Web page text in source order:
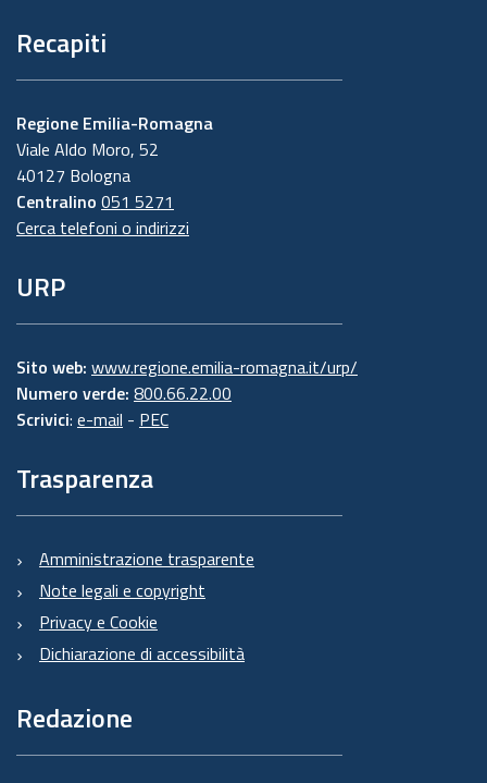
Recapiti
Regione Emilia-Romagna
Viale Aldo Moro, 52
40127 Bologna
Centralino 051 5271
Cerca telefoni o indirizzi
URP
Sito web: www.regione.emilia-romagna.it/urp/
Numero verde: 800.66.22.00
Scrivici: e-mail - PEC
Trasparenza
Amministrazione trasparente
Note legali e copyright
Privacy e Cookie
Dichiarazione di accessibilità
Redazione